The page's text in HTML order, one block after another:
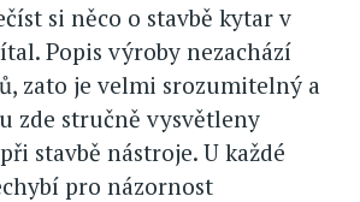
si něco o stavbě kytar v
Popis výroby nezachází
zato je velmi srozumitelný a
zde stručně vysvětleny
stavbě nástroje. U každé
pro názornost